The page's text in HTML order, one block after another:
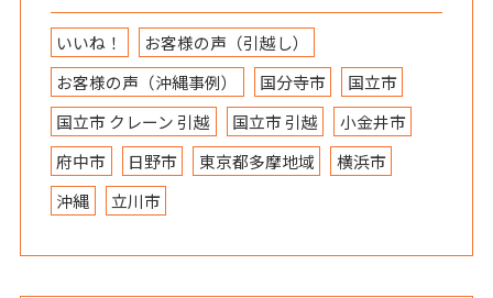
いいね！
お客様の声（引越し）
お客様の声（沖縄事例）
国分寺市
国立市
国立市 クレーン 引越
国立市 引越
小金井市
府中市
日野市 東京都多摩地域
横浜市
沖縄
立川市